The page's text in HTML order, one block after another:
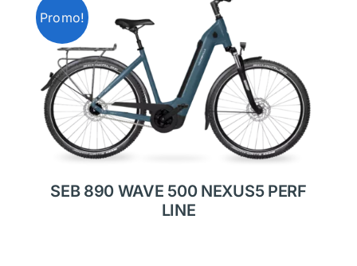
Promo!
SEB 890 WAVE 500 NEXUS5 PERF
LINE